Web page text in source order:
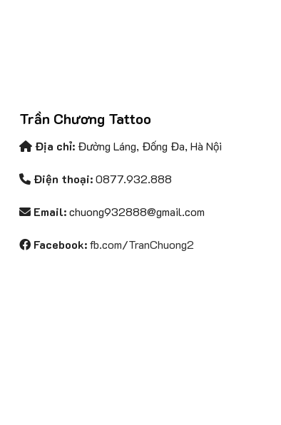
Trần Chương Tattoo
Địa chỉ: Đường Láng, Đống Đa, Hà Nội
Điện thoại:0877.932.888
Email:chuong932888@gmail.com
Facebook:fb.com/TranChuong2